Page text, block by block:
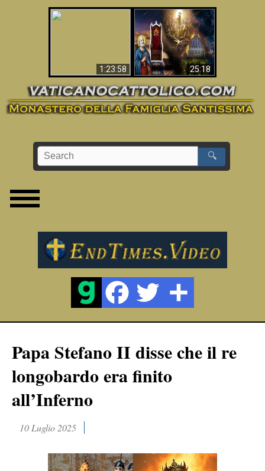
1:23:58 25:18
La Bibbia ha previsto
70 anni senza Papa?
🔍
Papa Stefano II disse che il re
longobardo era finito
all’Inferno
10 Luglio 2025